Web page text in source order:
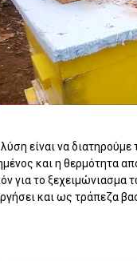
είναι να διατηρούμε
και η θερμότητα
για το
και ως τράπεζα